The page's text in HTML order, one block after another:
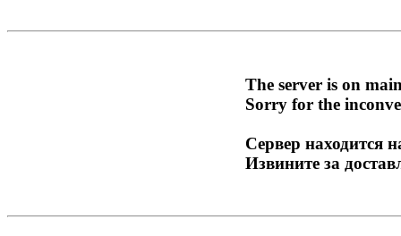
The server is on
Sorry for the
Сервер находится
Извините за